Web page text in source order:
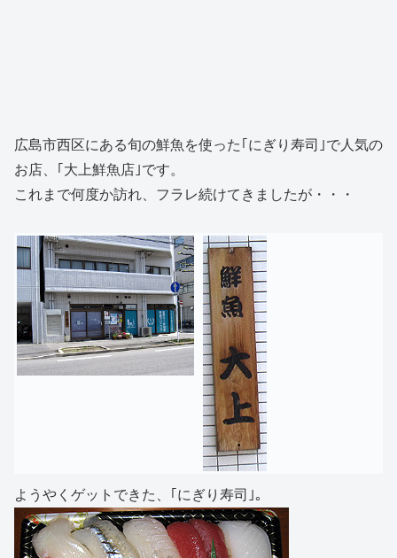
広島市西区にある旬の鮮魚を使った｢にぎり寿司｣で人気の
お店、｢大上鮮魚店｣です。
これまで何度か訪れ、フラレ続けてきましたが・・・
ようやくゲットできた、｢にぎり寿司｣。